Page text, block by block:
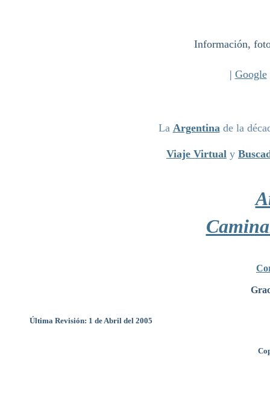
Información,
| Google
La Argentinade la
Viaje Virtual y
Última Revisión: 1 de Abril del 2005